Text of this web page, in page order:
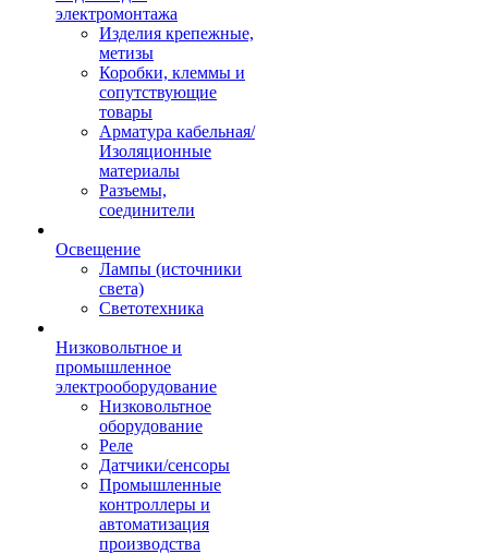
электромонтажа
Изделия крепежные,
метизы
Коробки, клеммы и
сопутствующие
товары
Арматура кабельная/
Изоляционные
материалы
Разъемы,
соединители
Освещение
Лампы (источники
света)
Светотехника
Низковольтное и
промышленное
электрооборудование
Низковольтное
оборудование
Реле
Датчики/сенсоры
Промышленные
контроллеры и
автоматизация
производства